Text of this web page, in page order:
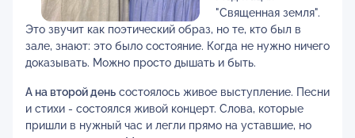
"Священная земля".
Это звучит как поэтический образ, но те, кто был в
зале, знают: это было состояние. Когда не нужно ничего
доказывать. Можно просто дышать и быть.
А на второй день состоялось живое выступление. Песни
и стихи - состоялся живой концерт. Слова, которые
пришли в нужный час и легли прямо на уставшие, но